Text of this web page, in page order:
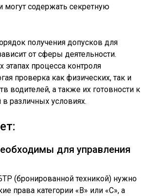
могут содержать секретную
получения допусков для
от сферы деятельности.
этапах процесса контроля
проверка как физических, так и
водителей, а также их готовности к
в различных условиях.
для управления
(бронированной техникой) нужно
права категории «В» или «С», а